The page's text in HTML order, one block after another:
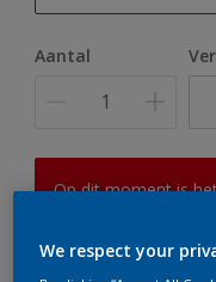
10 L
Aantal
Op dit moment is
er hard aan om de
We respect your